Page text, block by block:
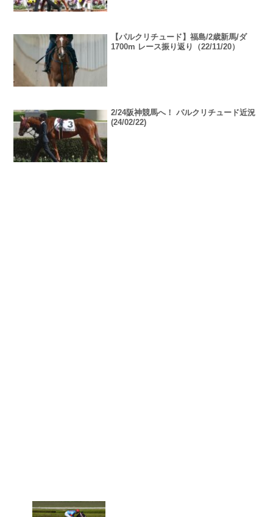
【パルクリチュード】福島/2歳新馬/ダ
1700m レース振り返り（22/11/20）
2/24阪神競馬へ！ パルクリチュード近況
(24/02/22)